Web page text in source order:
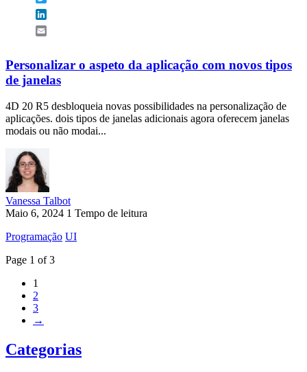
Personalizar o aspeto da aplicação com novos tipos
de janelas
4D 20 R5 desbloqueia novas possibilidades na personalização de
aplicações. dois tipos de janelas adicionais agora oferecem janelas
modais ou não modai...
Vanessa Talbot
Maio 6, 2024 1 Tempo de leitura
Programação UI
Page 1 of 3
1
2
3
→
Categorias